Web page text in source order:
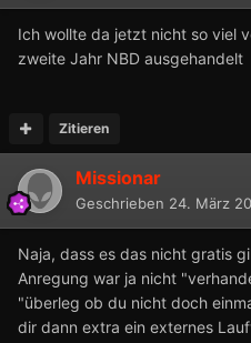
Ich wollte da jetzt nicht so viel
zweite Jahr NBD ausgehandelt
Zitieren
Missionar
Geschrieben 24. März
Naja, dass es das nicht gratis
Anregung war ja nicht
"überleg ob du nicht doch
dir dann extra ein externes